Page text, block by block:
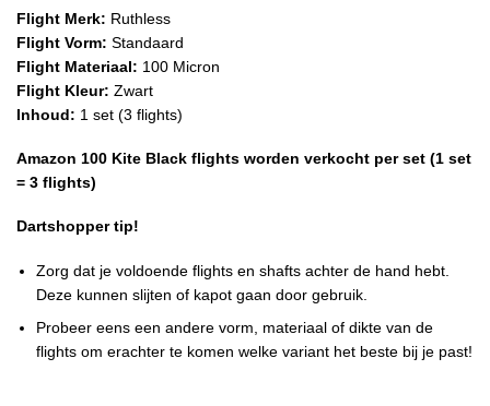
Flight Merk: Ruthless
Flight Vorm: Standaard
Flight Materiaal: 100 Micron
Flight Kleur: Zwart
Inhoud: 1 set (3 flights)
Amazon 100 Kite Black flights worden verkocht per set (1 set
= 3 flights)
Dartshopper tip!
Zorg dat je voldoende flights en shafts achter de hand hebt.
Deze kunnen slijten of kapot gaan door gebruik.
Probeer eens een andere vorm, materiaal of dikte van de
flights om erachter te komen welke variant het beste bij je past!